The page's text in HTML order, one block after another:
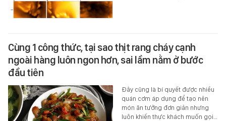
Cùng 1 công thức, tại sao thịt rang cháy cạnh
ngoài hàng luôn ngon hơn, sai lầm nằm ở bước
đầu tiên
Đây cũng là bí quyết được nhiều
quán cơm áp dụng để tạo nên
món ăn tưởng đơn giản nhưng
luôn khiến thực khách muốn gọi…